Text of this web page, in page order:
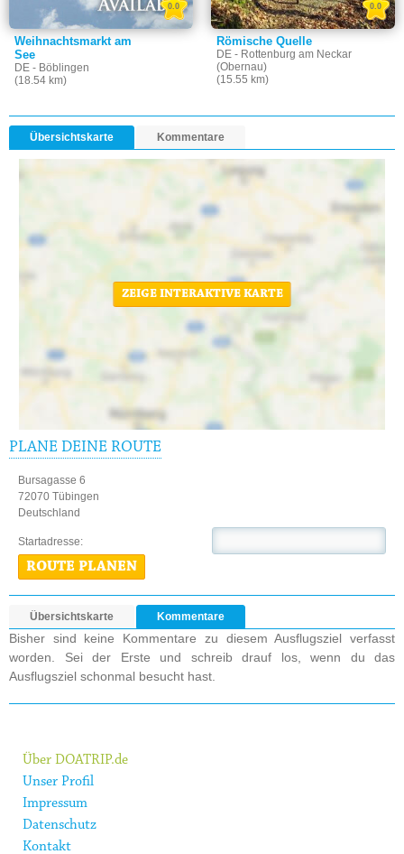
Weihnachtsmarkt am
See
DE - Böblingen
(18.54 km)
0.0
Römische Quelle
DE - Rottenburg am Neckar
(Obernau)
(15.55 km)
0.0
Übersichtskarte Kommentare
ZEIGE INTERAKTIVE KARTE
PLANE DEINE ROUTE
Bursagasse 6
72070 Tübingen
Deutschland
Startadresse:
ROUTE PLANEN
Übersichtskarte Kommentare
Bisher sind keine Kommentare zu diesem Ausflugsziel verfasst
worden. Sei der Erste und schreib drauf los, wenn du das
Ausflugsziel schonmal besucht hast.
Über DOATRIP.de
Unser Profil
Impressum
Datenschutz
Kontakt